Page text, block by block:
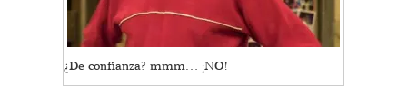
¿De confianza? mmm… ¡NO!